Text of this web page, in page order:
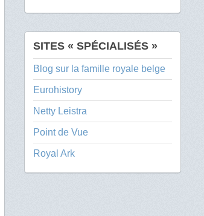
SITES « SPÉCIALISÉS »
Blog sur la famille royale belge
Eurohistory
Netty Leistra
Point de Vue
Royal Ark